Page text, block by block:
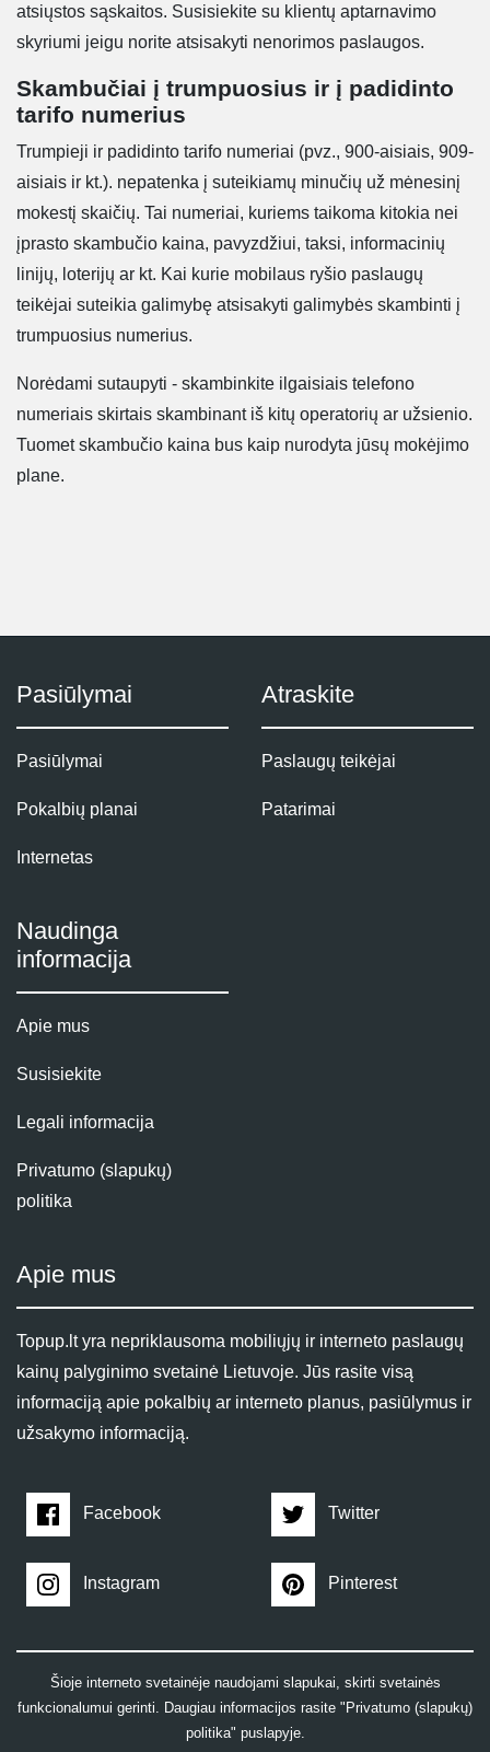
atsiųstos sąskaitos. Susisiekite su klientų aptarnavimo
skyriumi jeigu norite atsisakyti nenorimos paslaugos.
Skambučiai į trumpuosius ir į padidinto
tarifo numerius
Trumpieji ir padidinto tarifo numeriai (pvz., 900-aisiais, 909-
aisiais ir kt.). nepatenka į suteikiamų minučių už mėnesinį
mokestį skaičių. Tai numeriai, kuriems taikoma kitokia nei
įprasto skambučio kaina, pavyzdžiui, taksi, informacinių
linijų, loterijų ar kt. Kai kurie mobilaus ryšio paslaugų
teikėjai suteikia galimybę atsisakyti galimybės skambinti į
trumpuosius numerius.
Norėdami sutaupyti - skambinkite ilgaisiais telefono
numeriais skirtais skambinant iš kitų operatorių ar užsienio.
Tuomet skambučio kaina bus kaip nurodyta jūsų mokėjimo
plane.
Pasiūlymai
Pasiūlymai
Pokalbių planai
Internetas
Atraskite
Paslaugų teikėjai
Patarimai
Naudinga
informacija
Apie mus
Susisiekite
Legali informacija
Privatumo (slapukų)
politika
Apie mus
Topup.lt yra nepriklausoma mobiliųjų ir interneto paslaugų
kainų palyginimo svetainė Lietuvoje. Jūs rasite visą
informaciją apie pokalbių ar interneto planus, pasiūlymus ir
užsakymo informaciją.
Facebook Twitter
Instagram Pinterest
Šioje interneto svetainėje naudojami slapukai, skirti svetainės
funkcionalumui gerinti. Daugiau informacijos rasite "Privatumo (slapukų)
politika" puslapyje.